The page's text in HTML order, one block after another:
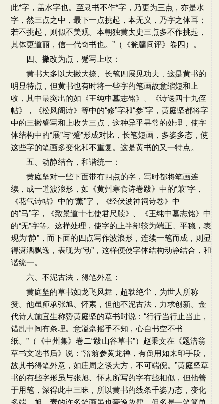
此*字，盖水字也。至隶书不作*字，乃更为三点，亦是水
字，然三点之中，最下一点挑起，本无义，乃字之体耳；
若不挑起，则似不美观。本朝独黄太史三点多不作挑起，
其体更道丽，信一代奇书也。”（《瓮牖间评》卷四）。
四、撇改为点，蹙写上收：
黄书大多以大撇大捺、长笔四展见功夫，这是黄书的
明显特点，但黄书也有时将一些字的笔画故意缩短和上
收，其中最突出的如《王纯中墓志铭》、《诗送四十九侄
帖》，《松风阁诗》等中的“修”字和“参”字，黄庭坚都将字
中的三撇蹙写和上收为三点，这种异乎寻常的处理，使字
体结构中的“展”与“蹙”形成对比，长笔短画，多姿多态，使
这些字的笔画多变化和不重复。这是黄书的又一特点。
五、动静结合，和谐统一：
黄庭坚对一些下面带有四点的字，写时都将笔画连
续，成一道波浪形，如《黄州寒食诗卷跋》中的“兼”字，
《花气诗帖》中的“薰”字，《经伏波神祠诗卷》中
的“马”字，《致景道十七使君尺牍》、《王纯中墓志铭》中
的“无”字等。这样处理，使字的上半部较为端正、平稳，表
现为“静”，而下面的四点写作波浪形，连续一笔而成，则显
得潇洒飘逸，表现为“动”，这样便使字体结构动静结合，和
谐统一。
六、不泥古法，得笔外意：
黄庭坚的草书如龙飞风舞，超轶绝尘，为世人所称
赞。他虽师承张旭、怀素，但他不泥古法，力求创新。金
代诗人施宜生称赞黄庭坚的草书时说：“行行当行止当止，
错乱中间有条理。意溢毫摇手不知，心自书空不书
纸。”（《中州集》卷二“跋山谷草书”）赵秉文在《题涪翁
草书文选书后》说：“涪翁参黄龙禅，有倒用如来印手段，
故其书得笔外意，如庄周之谈大方，不可端倪。”黄庭坚草
书的有些字形虽与张旭、怀素所写的字有些相似，但他善
于用笔，深得此中三昧，所以黄书的线条千姿万态，变化
多端。旭、素的许多笔画虽也豪逸放肆，但多是一笔简单